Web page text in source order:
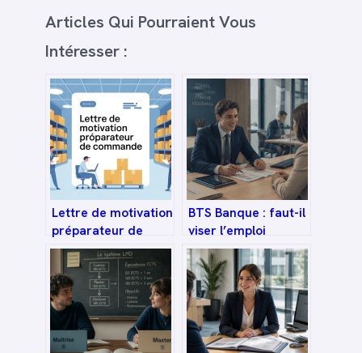
Articles Qui Pourraient Vous
Intéresser :
Lettre de motivation
préparateur de
commande :
exemples, structure
et conseils
BTS Banque : faut-il
viser l’emploi
immédiat ou
poursuivre ses
études pour booster
sa carrière ?